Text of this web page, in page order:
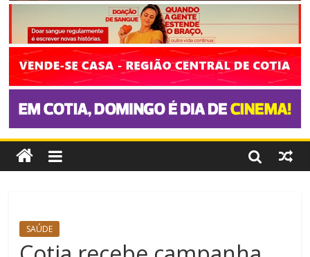
SAÚDE